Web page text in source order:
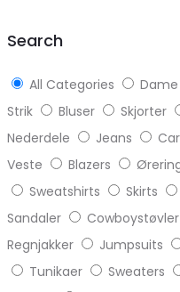
Search
All Categories Dame
Strik
Bluser Skjorter
Nederdele
Jeans
Veste
Blazers
Sweatshirts
Skirts
Sandaler
Cowboystøvler
Regnjakker
Jumpsuits
Tunikaer
Sweaters